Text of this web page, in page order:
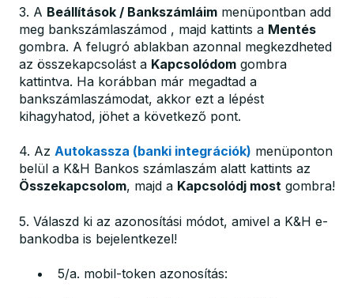
3. A Beállítások / Bankszámláim menüpontban add
meg bankszámlaszámod , majd kattints a Mentés
gombra. A felugró ablakban azonnal megkezdheted
az összekapcsolást a Kapcsolódom gombra
kattintva. Ha korábban már megadtad a
bankszámlaszámodat, akkor ezt a lépést
kihagyhatod, jöhet a következő pont.
4. Az Autokassza (banki integrációk) menüponton
belül a K&H Bankos számlaszám alatt kattints az
Összekapcsolom, majd a Kapcsolódj most gombra!
5. Válaszd ki az azonosítási módot, amivel a K&H e-
bankodba is bejelentkezel!
5/a. mobil-token azonosítás: